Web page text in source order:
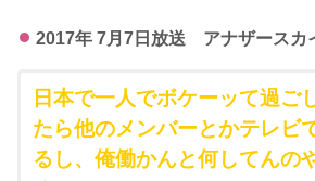
2017年 7月7日放送 アナザースカ
日本で一人でボケーッて過ご
たら他のメンバーとかテレビ
るし、俺働かんと何してんの